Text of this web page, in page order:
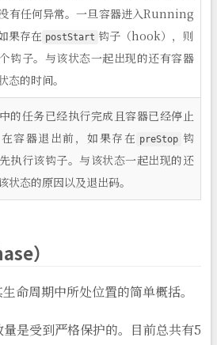
有任何异常。一旦容器进入Running
果存在 postStart 钩子（hook），则
钩子。与该状态一起出现的还有容器
态的时间。
的任务已经执行完成且容器已经停止
容器退出前，如果存在 preStop 钩
执行该钩子。与该状态一起出现的还
状态的原因以及退出码。
）
命周期中所处位置的简单概括。
是受到严格保护的。目前总共有5